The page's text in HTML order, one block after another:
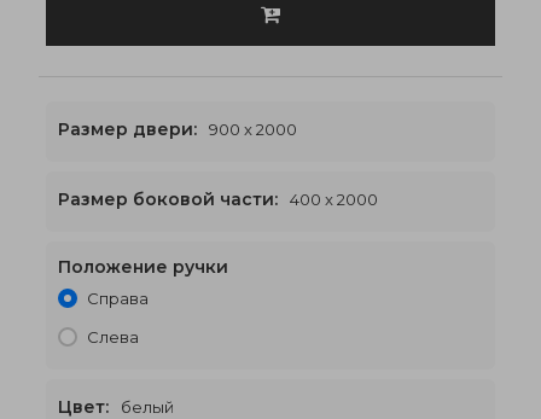
1600 x 2000€575
Размер двери: 900 x 2000
Размер боковой части: 400 x 2000
Положение ручки
Справа
Слева
Цвет: белый